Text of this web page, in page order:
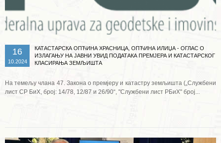
16
10.2024
КАТАСТАРСКА ОПЋИНА ХРАСНИЦА, ОПЋИНА ИЛИЏА - ОГЛАС О
ИЗЛАГАЊУ НА ЈАВНИ УВИД ПОДАТАКА ПРЕМЈЕРА И КАТАСТАРСКОГ
КЛАСИРАЊА ЗЕМЉИШТА
На темељу члана 47. Закона о премјеру и катастру земљишта („Службени
лист СР БиХ, број: 14/78, 12/87 и 26/90“, "Службени лист РБиХ" број...